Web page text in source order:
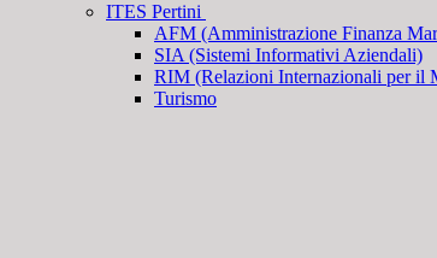
ITES Pertini
AFM (Amministrazione Finanza
SIA (Sistemi Informativi Aziendali)
RIM (Relazioni Internazionali per il
Turismo